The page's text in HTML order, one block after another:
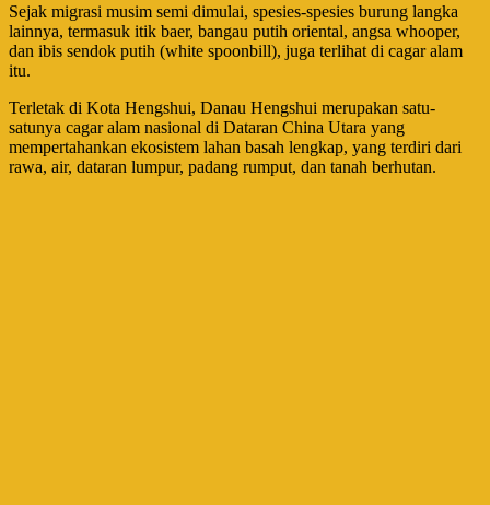
Sejak migrasi musim semi dimulai, spesies-spesies burung langka
lainnya, termasuk itik baer, bangau putih oriental, angsa whooper,
dan ibis sendok putih (white spoonbill), juga terlihat di cagar alam
itu.
Terletak di Kota Hengshui, Danau Hengshui merupakan satu-
satunya cagar alam nasional di Dataran China Utara yang
mempertahankan ekosistem lahan basah lengkap, yang terdiri dari
rawa, air, dataran lumpur, padang rumput, dan tanah berhutan.